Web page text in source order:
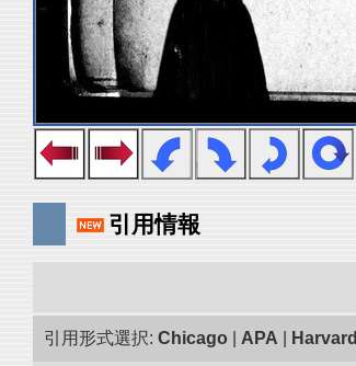
引用情報
引用形式選択: Chicago APA Harvard